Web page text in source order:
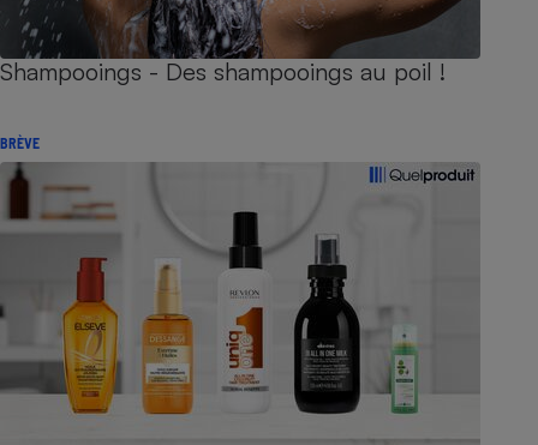
Shampooings - Des shampooings au poil !
BRÈVE